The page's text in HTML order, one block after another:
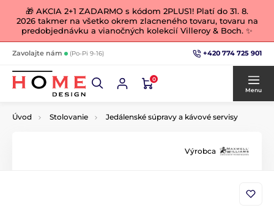
🎁 AKCIA 2+1 ZADARMO s kódom 2PLUS1! Platí do 31. 8.
2026 takmer na všetko okrem zlacneného tovaru, tovaru na
predobjednávku a vianočných kolekcií Villeroy & Boch. ✨
Zavolajte nám (Po-Pi 9-16) +420 774 725 901
0
Menu
Úvod Stolovanie Jedálenské súpravy a kávové servisy
Výrobca